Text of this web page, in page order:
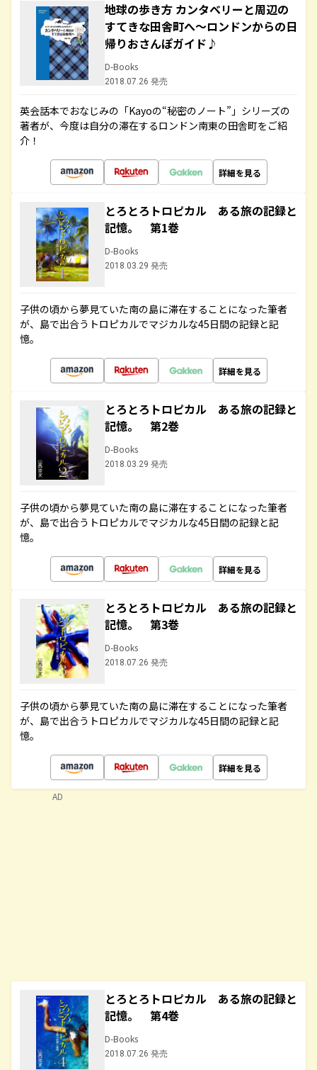
地球の歩き方 カンタベリーと周辺の
すてきな田舎町へ～ロンドンからの日
帰りおさんぽガイド♪
D-Books
2018.07.26 発売
英会話本でおなじみの「Kayoの“秘密のノート”」シリーズの
著者が、今度は自分の滞在するロンドン南東の田舎町をご紹
介！
詳細を見る
とろとろトロピカル ある旅の記録と
記憶。 第1巻
D-Books
2018.03.29 発売
子供の頃から夢見ていた南の島に滞在することになった筆者
が、島で出合うトロピカルでマジカルな45日間の記録と記
憶。
詳細を見る
とろとろトロピカル ある旅の記録と
記憶。 第2巻
D-Books
2018.03.29 発売
子供の頃から夢見ていた南の島に滞在することになった筆者
が、島で出合うトロピカルでマジカルな45日間の記録と記
憶。
詳細を見る
とろとろトロピカル ある旅の記録と
記憶。 第3巻
D-Books
2018.07.26 発売
子供の頃から夢見ていた南の島に滞在することになった筆者
が、島で出合うトロピカルでマジカルな45日間の記録と記
憶。
詳細を見る
とろとろトロピカル ある旅の記録と
記憶。 第4巻
D-Books
2018.07.26 発売
AD